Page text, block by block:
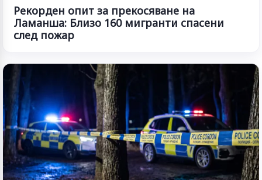
Рекорден опит за прекосяване на
Ламанша: Близо 160 мигранти спасени
след пожар